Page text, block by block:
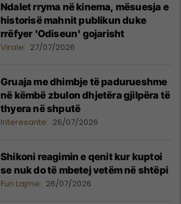
Ndalet rryma në kinema, mësuesja e
historisë mahnit publikun duke
rrëfyer 'Odiseun' gojarisht
Virale 27/07/2026
Gruaja me dhimbje të padurueshme
në këmbë zbulon dhjetëra gjilpëra të
thyera në shputë
Interesante 26/07/2026
Shikoni reagimin e qenit kur kuptoi
se nuk do të mbetej vetëm në shtëpi
Fun Lajme 26/07/2026